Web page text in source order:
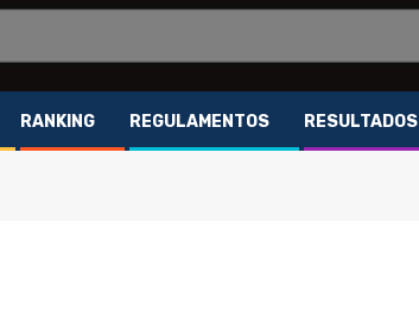
RANKING REGULAMENTOS RESULTADOS